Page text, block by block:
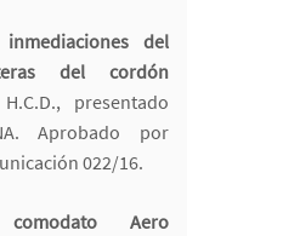
del
del cordón
presentado
Aprobado por
022/16.
Aero